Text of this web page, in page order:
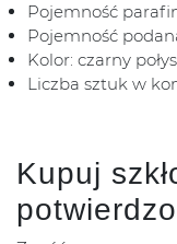
Pojemność
Pojemność
Kolor: czarny
Liczba sztuk w
Kupuj